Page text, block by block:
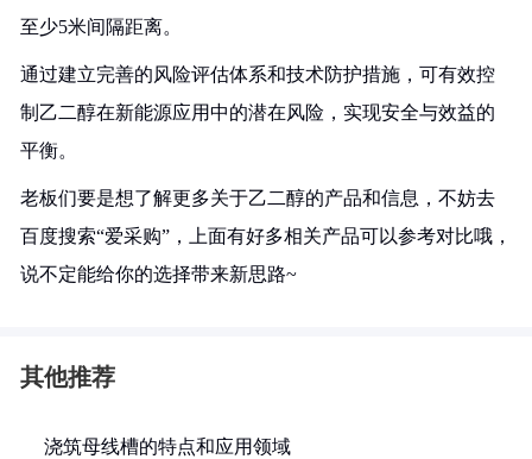
至少5米间隔距离。
通过建立完善的风险评估体系和技术防护措施，可有效控
制乙二醇在新能源应用中的潜在风险，实现安全与效益的
平衡。
老板们要是想了解更多关于乙二醇的产品和信息，不妨去
百度搜索“爱采购”，上面有好多相关产品可以参考对比哦，
说不定能给你的选择带来新思路~
其他推荐
浇筑母线槽的特点和应用领域